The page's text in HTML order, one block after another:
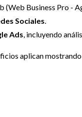
(Web Business Pro -
Sociales.
Ads, incluyendo
aplican